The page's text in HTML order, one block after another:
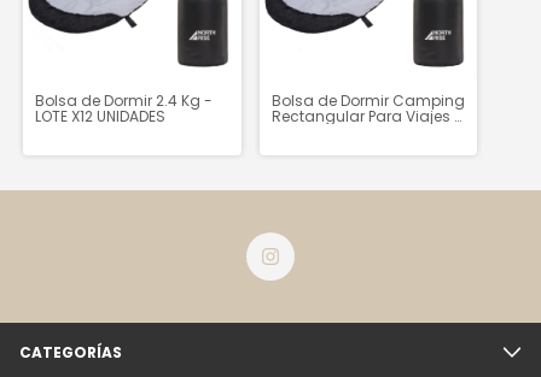
Bolsa de Dormir 2.4 Kg -
LOTE X12 UNIDADES
Bolsa de Dormir Camping
Rectangular Para Viajes y
CATEGORÍAS